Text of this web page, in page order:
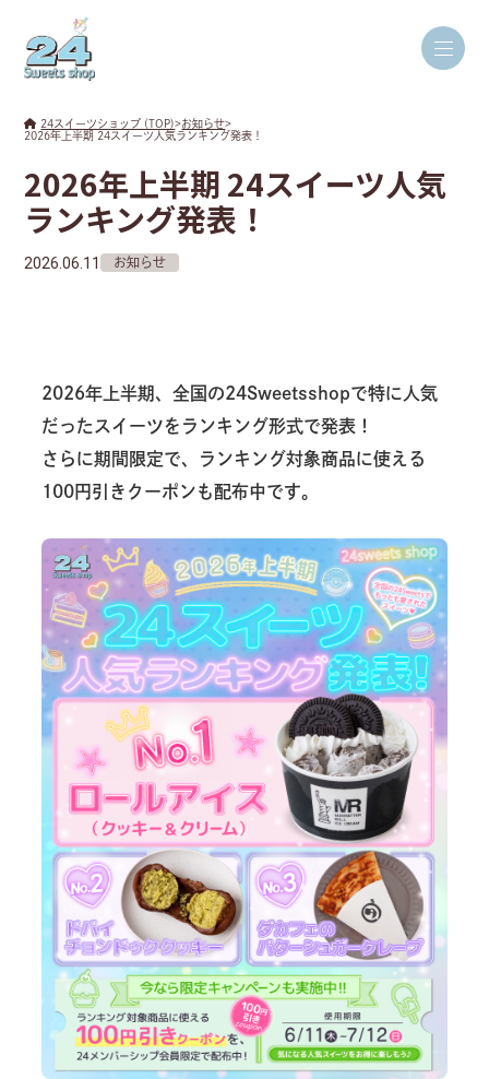
24スイーツショップ (TOP)>お知らせ>
2026年上半期 24スイーツ人気ランキング発表！
2026年上半期 24スイーツ人気
ランキング発表！
2026.06.11 お知らせ
2026年上半期、全国の24Sweetsshopで特に人気
だったスイーツをランキング形式で発表！
さらに期間限定で、ランキング対象商品に使える
100円引きクーポンも配布中です。